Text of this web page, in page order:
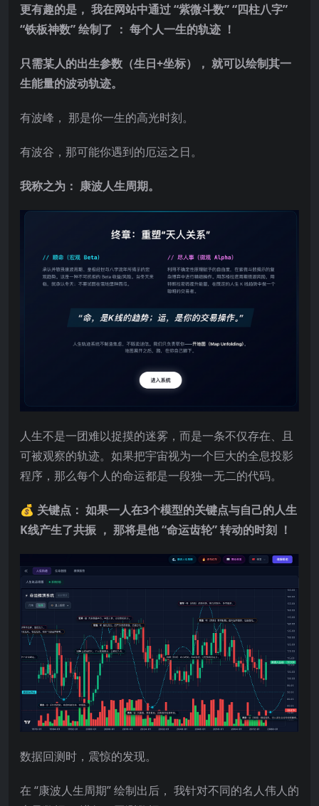
更有趣的是， 我在网站中通过 “紫微斗数” “四柱八字”
“铁板神数” 绘制了 ： 每个人一生的轨迹 ！
只需某人的出生参数（生日+坐标）， 就可以绘制其一
生能量的波动轨迹。
有波峰， 那是你一生的高光时刻。
有波谷，那可能你遇到的厄运之日。
我称之为： 康波人生周期。
人生不是一团难以捉摸的迷雾，而是一条不仅存在、且
可被观察的轨迹。如果把宇宙视为一个巨大的全息投影
程序，那么每个人的命运都是一段独一无二的代码。
💰 关键点： 如果一人在3个模型的关键点与自己的人生
K线产生了共振 ， 那将是他 “命运齿轮” 转动的时刻 ！
数据回测时，震惊的发现。
在 “康波人生周期” 绘制出后， 我针对不同的名人伟人的